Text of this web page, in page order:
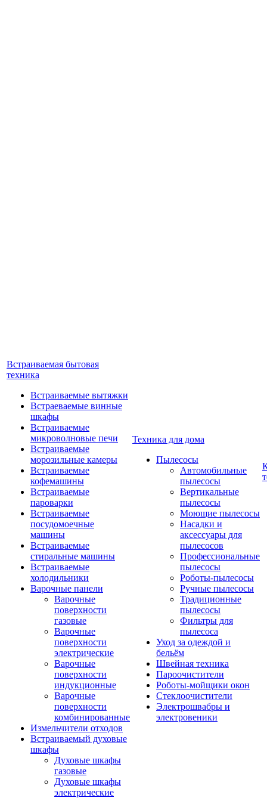
Встраиваемая бытовая
техника
Встраиваемые вытяжки
Встраеваемые винные
шкафы
Встраиваемые
микроволновые печи
Встраиваемые
морозильные камеры
Встраиваемые
кофемашины
Встраиваемые
пароварки
Встраиваемые
посудомоечные
машины
Встраиваемые
стиральные машины
Встраиваемые
холодильники
Варочные панели
Варочные
поверхности
газовые
Варочные
поверхности
электрические
Варочные
поверхности
индукционные
Варочные
поверхности
комбинированные
Измельчители отходов
Встраиваемый духовые
шкафы
Духовые шкафы
газовые
Духовые шкафы
электрические
Техника для дома
Пылесосы
Автомобильные
пылесосы
Вертикальные
пылесосы
Моющие пылесосы
Насадки и
аксессуары для
пылесосов
Профессиональные
пылесосы
Роботы-пылесосы
Ручные пылесосы
Традиционные
пылесосы
Фильтры для
пылесоса
Уход за одеждой и
бельём
Швейная техника
Пароочистители
Роботы-мойщики окон
Стеклоочистители
Электрошвабры и
электровеники